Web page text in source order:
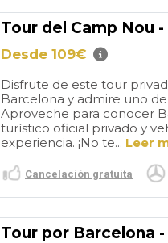
Tour del Camp Nou
Desde 109€
Disfrute de este tour
Barcelona y admire uno
Aproveche para conocer
turístico oficial privado y
experiencia. ¡No te... Leer
Cancelación gratuita
Tour por Barcelona